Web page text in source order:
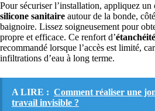
Pour sécuriser l’installation, appliquez
silicone sanitaire autour de la bonde,
baignoire. Lissez soigneusement pour
propre et efficace. Ce renfort d’étanchéité
recommandé lorsque l’accès est limité,
infiltrations d’eau à long terme.
A LIRE : Comment réaliser une
travail invisible ?